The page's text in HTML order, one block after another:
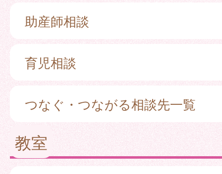
助産師相談
育児相談
つなぐ・つながる相談先一覧
教室